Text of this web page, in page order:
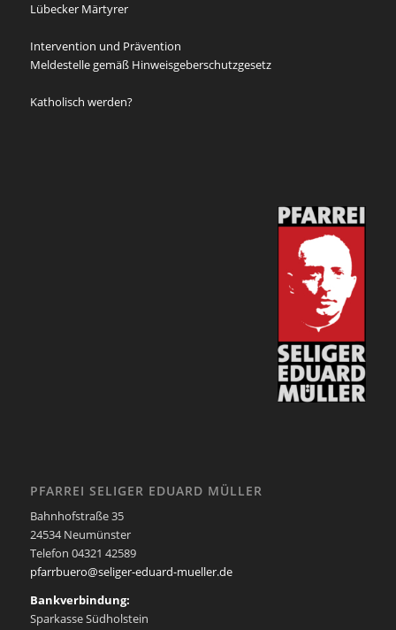
Lübecker Märtyrer
Intervention und Prävention
Meldestelle gemäß Hinweisgeberschutzgesetz
Katholisch werden?
PFARREI SELIGER EDUARD MÜLLER
Bahnhofstraße 35
24534 Neumünster
Telefon 04321 42589
pfarrbuero@seliger-eduard-mueller.de
Bankverbindung:
Sparkasse Südholstein